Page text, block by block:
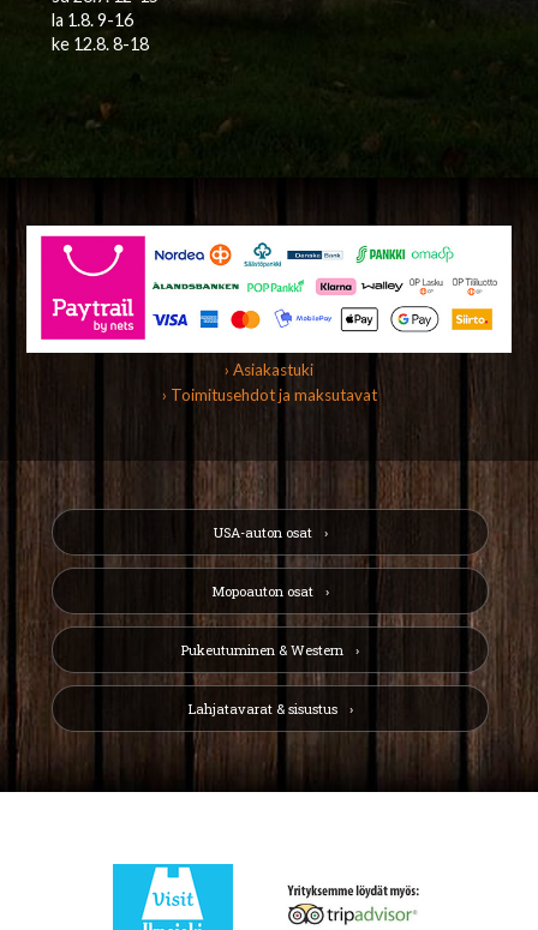
la 1.8. 9-16
ke 12.8. 8-18
› Asiakastuki
› Toimitusehdot ja maksutavat
USA-auton osat
Mopoauton osat
Pukeutuminen & Western
Lahjatavarat & sisustus